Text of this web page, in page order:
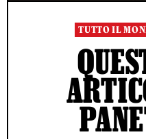
TUTTO IL